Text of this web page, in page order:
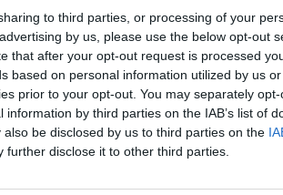
to third parties, or processing of your
by us, please use the below opt-out
that after your opt-out request is processed
based on personal information utilized by us
prior to your opt-out. You may separately
by third parties on the IAB’s list of
be disclosed by us to third parties on the
further disclose it to other third parties.
e di quelli previsionali del
residuo al 31.12.2024 -
dei revisori dei conti
di equilibrio economico-
di assicurare un
atto una serie di azioni
costi».